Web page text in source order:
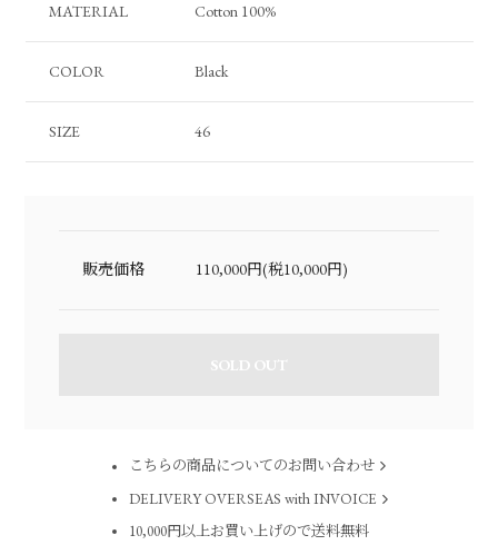
MATERIAL Cotton 100%
COLOR Black
SIZE 46
販売価格 110,000円(税10,000円)
SOLD OUT
こちらの商品についてのお問い合わせ
DELIVERY OVERSEAS with INVOICE
10,000円以上お買い上げので送料無料